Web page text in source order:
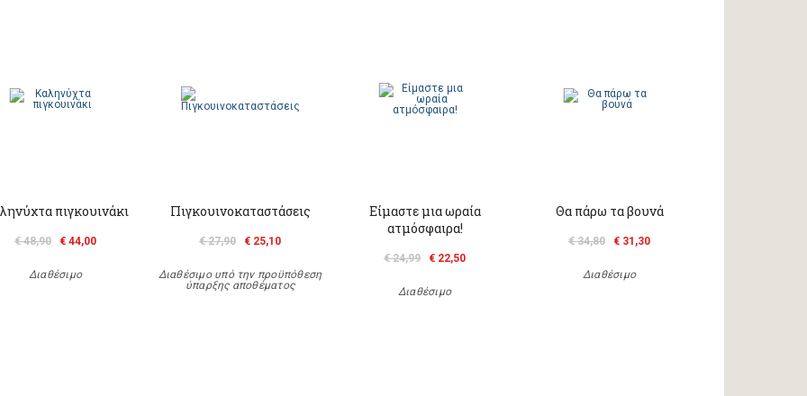
πιγκουινάκι
€ 48,90 € 44,00
Διαθέσιμο
Πιγκουινοκαταστάσεις
€ 27,90 € 25,10
Διαθέσιμο υπό την προϋπόθεση
ύπαρξης αποθέματος
Είμαστε μια ωραία
ατμόσφαιρα!
€ 24,99 € 22,50
Διαθέσιμο
Θα πάρω τα βουνά
€ 34,80 € 31,30
Διαθέσιμο